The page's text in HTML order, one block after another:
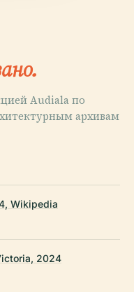
Audiala по
архивам
Wikipedia
2024